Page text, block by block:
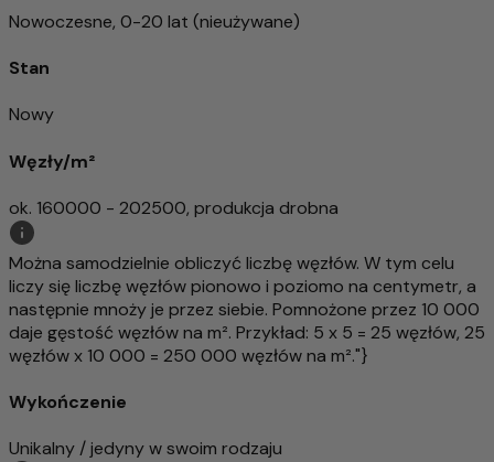
Nowoczesne, 0-20 lat (nieużywane)
Stan
Nowy
Węzły/m²
ok. 160000 - 202500, produkcja drobna
Można samodzielnie obliczyć liczbę węzłów. W tym celu
liczy się liczbę węzłów pionowo i poziomo na centymetr, a
następnie mnoży je przez siebie. Pomnożone przez 10 000
daje gęstość węzłów na m². Przykład: 5 x 5 = 25 węzłów, 25
węzłów x 10 000 = 250 000 węzłów na m²."}
Wykończenie
Unikalny / jedyny w swoim rodzaju